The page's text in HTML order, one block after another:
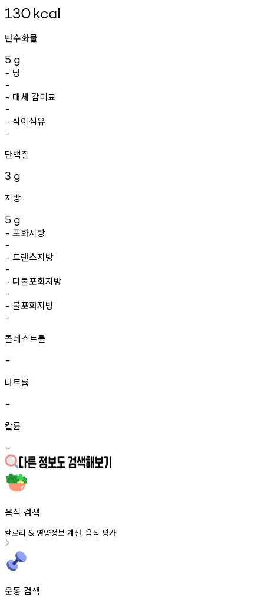
130kcal
탄수화물
5 g
- 당
-
- 대체 감미료
-
- 식이섬유
-
단백질
3 g
지방
5 g
- 포화지방
-
- 트랜스지방
-
- 다불포화지방
-
- 불포화지방
-
콜레스트롤
-
나트륨
-
칼륨
-
음식 검색
칼로리 & 영양정보 계산, 음식 평가
운동 검색